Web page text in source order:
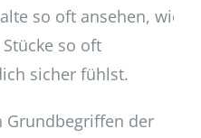
so oft ansehen, wie
so oft
sicher fühlst.
der